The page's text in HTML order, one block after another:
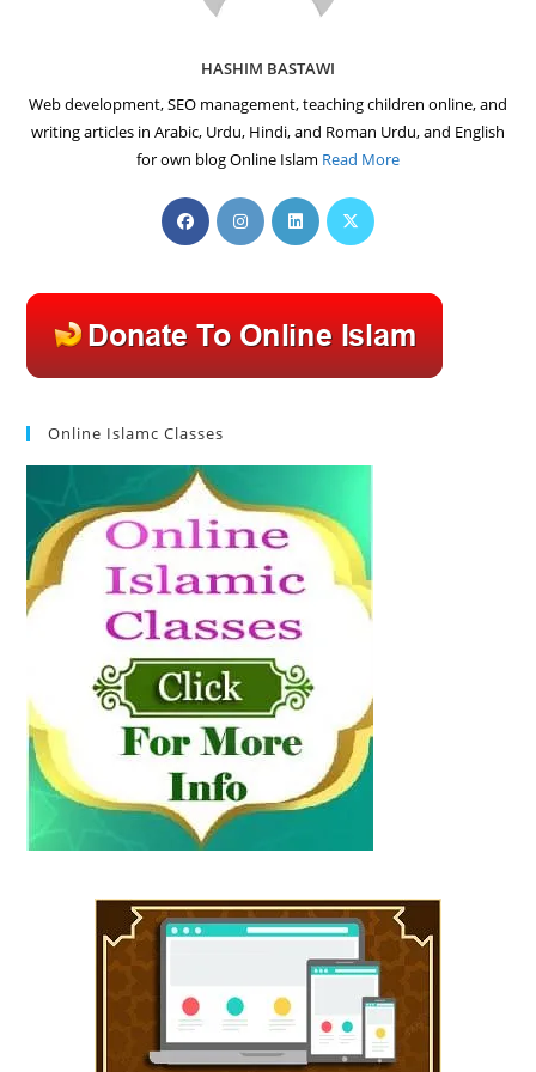
HASHIM BASTAWI
Web development, SEO management, teaching children online, and
writing articles in Arabic, Urdu, Hindi, and Roman Urdu, and English
for own blog Online Islam Read More
Opens
in
new
tab
Opens
in
new
tab
Opens
in
new
tab
Opens
new
tab
Online Islamc Classes